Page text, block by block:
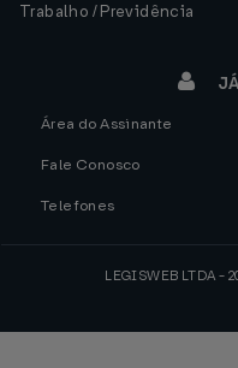
Trabalho / Previdência
Área do Assinante
Fale Conosco
Telefones
LEGISWEB LTDA -